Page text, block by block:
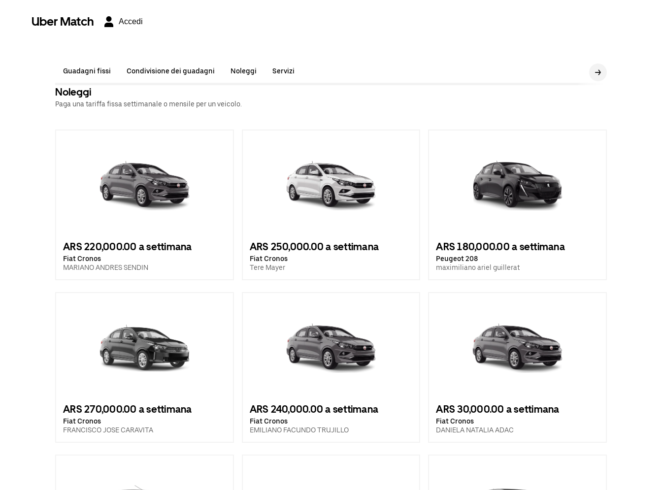
Uber Match Accedi
Guadagni fissi Condivisione dei guadagni Noleggi Servizi
Noleggi
Paga una tariffa fissa settimanale o mensile per un veicolo.
ARS 220,000.00 a settimana
Fiat Cronos
MARIANO ANDRES SENDIN
ARS 250,000.00 a settimana
Fiat Cronos
Tere Mayer
ARS 180,000.00 a settimana
Peugeot 208
maximiliano ariel guillerat
ARS 270,000.00 a settimana
Fiat Cronos
FRANCISCO JOSE CARAVITA
ARS 240,000.00 a settimana
Fiat Cronos
EMILIANO FACUNDO TRUJILLO
ARS 30,000.00 a settimana
Fiat Cronos
DANIELA NATALIA ADAC